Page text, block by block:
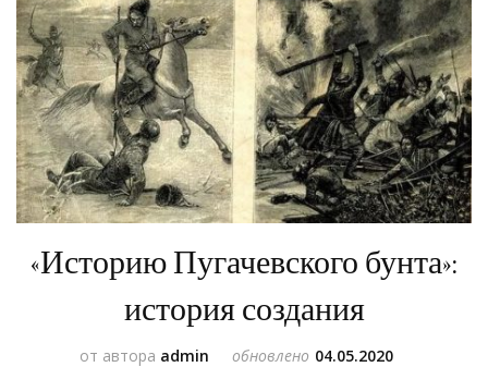
«Историю Пугачевского бунта»:
история создания
от автора admin обновлено 04.05.2020